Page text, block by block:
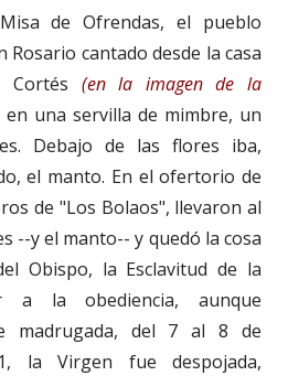
de Ofrendas, el pueblo
cantado desde la casa
Cortés (en la imagen de la
una servilla de mimbre, un
Debajo de las flores iba,
el manto. En el ofertorio de
de "Los Bolaos", llevaron al
--y el manto-- y quedó la cosa
Obispo, la Esclavitud de la
a la obediencia, aunque
madrugada, del 7 al 8 de
la Virgen fue despojada,